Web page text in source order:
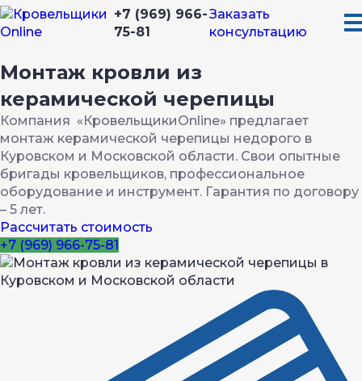
+7 (969) 966-
75-81
Заказать
консультацию
Монтаж кровли из
керамической черепицы
Компания «КровельщикиOnline» предлагает
монтаж керамической черепицы недорого в
Куровском и Московской области. Свои опытные
бригады кровельщиков, профессиональное
оборудование и инструмент. Гарантия по договору
– 5 лет.
Рассчитать стоимость
+7 (969) 966-75-81